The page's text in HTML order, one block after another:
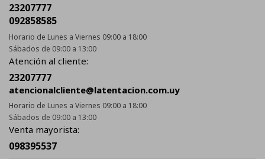
23207777
092858585
Horario de Lunes a Viernes 09:00 a 18:00
Sábados de 09:00 a 13:00
Atención al cliente:
23207777
atencionalcliente@latentacion.com.uy
Horario de Lunes a Viernes 09:00 a 18:00
Sábados de 09:00 a 13:00
Venta mayorista:
098395537